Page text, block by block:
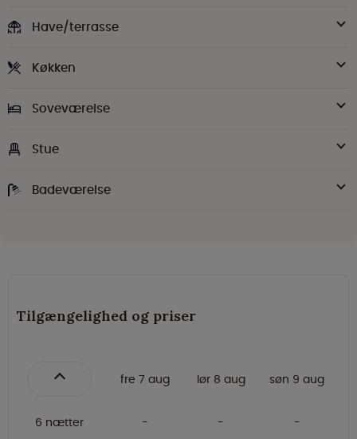
Have/terrasse
Køkken
Soveværelse
Stue
Badeværelse
Tilgængelighed og priser
fre 7 aug lør 8 aug søn 9 aug
6 nætter